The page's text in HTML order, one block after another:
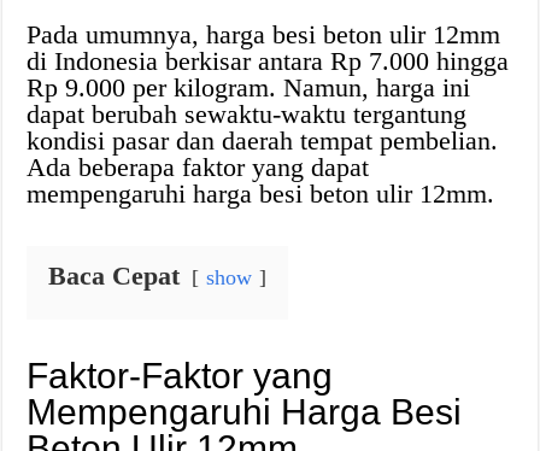
Pada umumnya, harga besi beton ulir 12mm
di Indonesia berkisar antara Rp 7.000 hingga
Rp 9.000 per kilogram. Namun, harga ini
dapat berubah sewaktu-waktu tergantung
kondisi pasar dan daerah tempat pembelian.
Ada beberapa faktor yang dapat
mempengaruhi harga besi beton ulir 12mm.
Baca Cepat show
Faktor-Faktor yang
Mempengaruhi Harga Besi